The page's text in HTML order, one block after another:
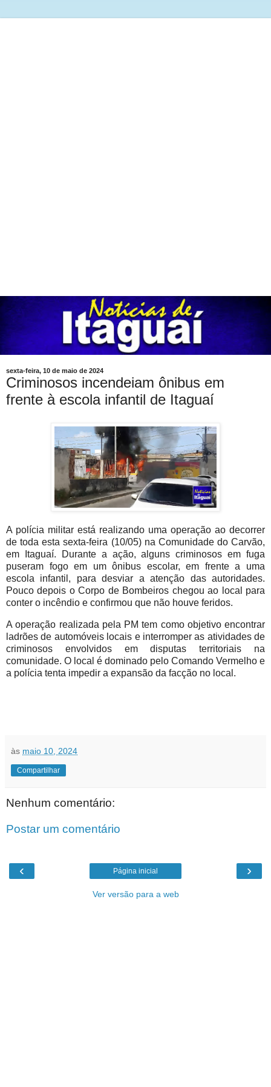
sexta-feira, 10 de maio de 2024
Criminosos incendeiam ônibus em
frente à escola infantil de Itaguaí
A polícia militar está realizando uma operação ao decorrer
de toda esta sexta-feira (10/05) na Comunidade do Carvão,
em Itaguaí. Durante a ação, alguns criminosos em fuga
puseram fogo em um ônibus escolar, em frente a uma
escola infantil, para desviar a atenção das autoridades.
Pouco depois o Corpo de Bombeiros chegou ao local para
conter o incêndio e confirmou que não houve feridos.
A operação realizada pela PM tem como objetivo encontrar
ladrões de automóveis locais e interromper as atividades de
criminosos envolvidos em disputas territoriais na
comunidade. O local é dominado pelo Comando Vermelho e
a polícia tenta impedir a expansão da facção no local.
às maio 10, 2024
Compartilhar
Nenhum comentário:
Postar um comentário
‹ ›
Página inicial
Ver versão para a web